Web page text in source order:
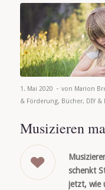
1. Mai 2020 - von Marion
& Förderung, Bücher, DIY &
Musizieren
schenkt
jetzt, wie